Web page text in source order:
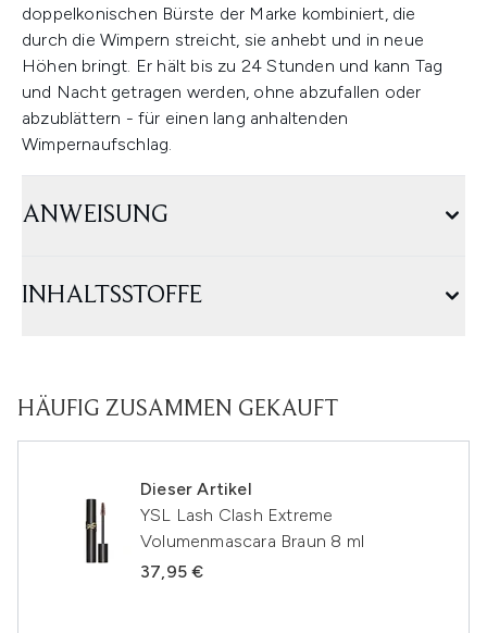
doppelkonischen Bürste der Marke kombiniert, die
durch die Wimpern streicht, sie anhebt und in neue
Höhen bringt. Er hält bis zu 24 Stunden und kann Tag
und Nacht getragen werden, ohne abzufallen oder
abzublättern - für einen lang anhaltenden
Wimpernaufschlag.
ANWEISUNG
INHALTSSTOFFE
HÄUFIG ZUSAMMEN GEKAUFT
Dieser Artikel
YSL Lash Clash Extreme
Volumenmascara Braun 8 ml
37,95 €